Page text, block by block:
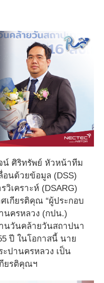
น์ ศิริทรัพย์ หัวหน้าทีม
อนด้วยข้อมูล (DSS)
เคราะห์ (DSARG)
เกียรติคุณ “ผู้ประกอบ
นครหลวง (กปน.)
นวันคล้ายวันสถาปนา
ปี ในโอกาสนี้ นาย
ปานครหลวง เป็น
ยรติคุณฯ